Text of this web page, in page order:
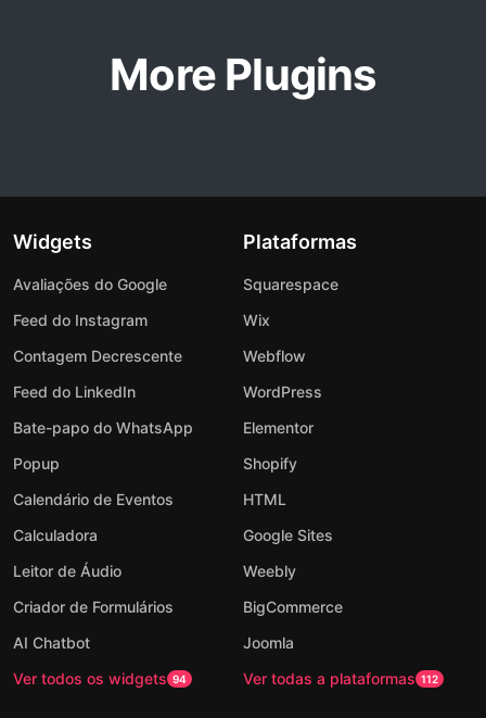
More Plugins
Widgets
Avaliações do Google
Feed do Instagram
Contagem Decrescente
Feed do LinkedIn
Bate-papo do WhatsApp
Popup
Calendário de Eventos
Calculadora
Leitor de Áudio
Criador de Formulários
AI Chatbot
Ver todos os widgets 94
Plataformas
Squarespace
Wix
Webflow
WordPress
Elementor
Shopify
HTML
Google Sites
Weebly
BigCommerce
Joomla
Ver todas a plataformas 112